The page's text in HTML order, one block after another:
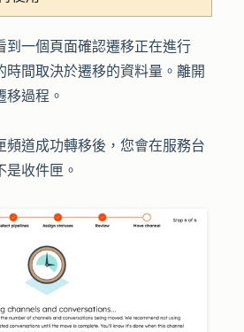
到一個頁面確認遷移正在進行
時間取決於遷移的資料量。離開
移過程。
頻道成功轉移後，您會在服務台
是收件匣。